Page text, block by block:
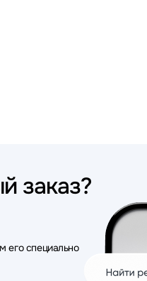
заказ?
его специально